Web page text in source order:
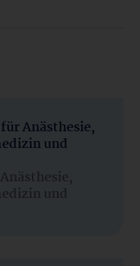
Anästhesie,
und
und